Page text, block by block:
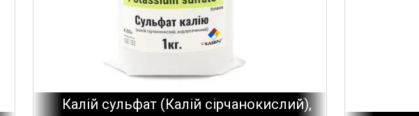
Калій сульфат (Калій сірчанокислий),